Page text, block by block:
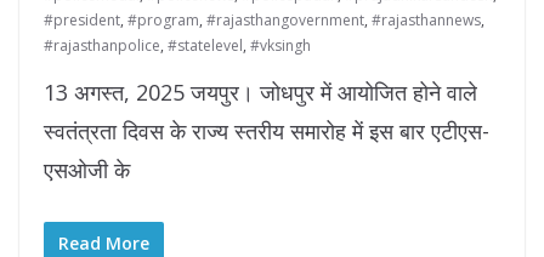
#president, #program, #rajasthangovernment, #rajasthannews,
#rajasthanpolice, #statelevel, #vksingh
13 अगस्त, 2025 जयपुर। जोधपुर में आयोजित होने वाले
स्वतंत्रता दिवस के राज्य स्तरीय समारोह में इस बार एटीएस-
एसओजी के
Read More